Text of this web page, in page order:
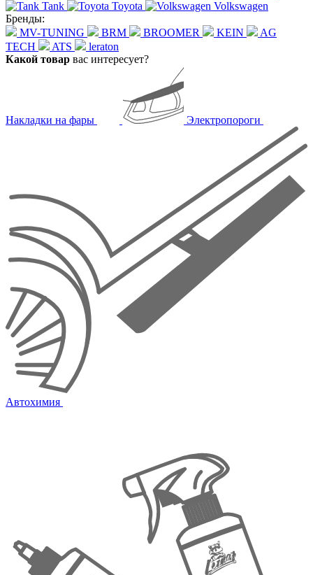
Tank
Toyota
Volkswagen
Бренды:
MV-TUNING
BRM BROOMER KEIN
AG
TECH
ATS
leraton
Какой товар вас интересует?
Накладки на фары Электропороги
Автохимия